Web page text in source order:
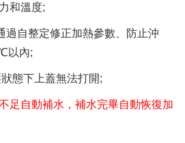
和溫度;
過自整定修正加熱參數、防止沖
以內;
態下上蓋無法打開;
足自動補水，補水完畢自動恢復加